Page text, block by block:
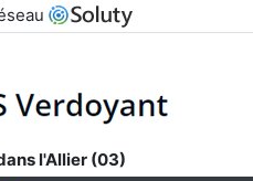
l'Allier (03)